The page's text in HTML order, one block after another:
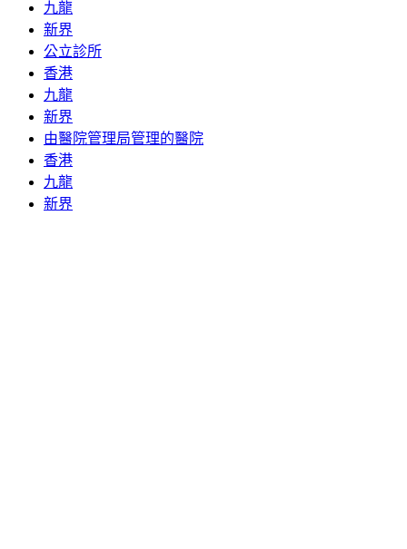
九龍
新界
公立診所
香港
九龍
新界
由醫院管理局管理的醫院
香港
九龍
新界